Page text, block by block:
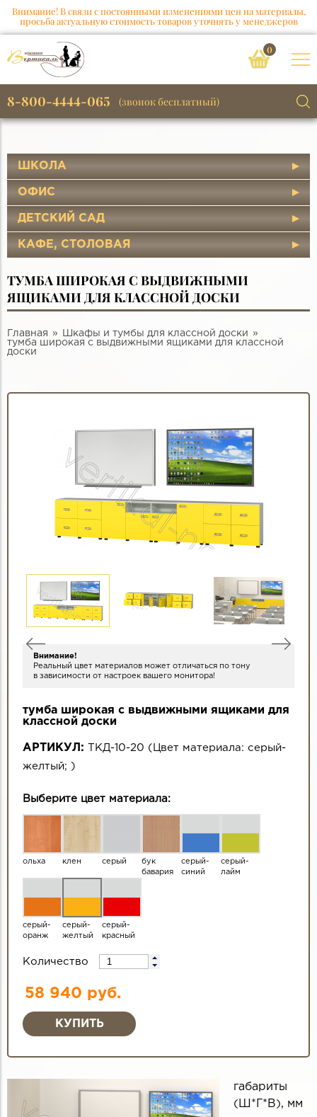
Внимание! В связи с постоянными изменениями цен на материалы,
просьба актуальную стоимость товаров уточнять у менеджеров
0
8-800-4444-065 (звонок бесплатный)
ШКОЛА
ОФИС
ДЕТСКИЙ САД
КАФЕ, СТОЛОВАЯ
ТУМБА ШИРОКАЯ С ВЫДВИЖНЫМИ
ЯЩИКАМИ ДЛЯ КЛАССНОЙ ДОСКИ
Главная
Шкафы и тумбы для классной доски
тумба широкая с выдвижными ящиками для классной
доски
Внимание!
Реальный цвет материалов может отличаться по тону
в зависимости от настроек вашего монитора!
тумба широкая с выдвижными ящиками для
классной доски
АРТИКУЛ: ТКД-10-20 ( Цвет материала: серый-
желтый; )
Выберите цвет материала:
ольха клен серый
бук
бавария
серый-
синий
серый-
лайм
серый-
оранж
серый-
желтый
серый-
красный
Количество
58 940 руб.
габариты
(Ш*Г*В), мм